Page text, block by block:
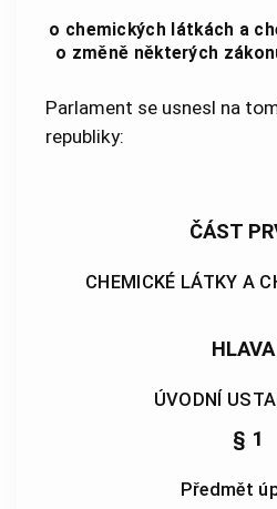
o chemických látkách a
o změně některých
Parlament se usnesl na
republiky:
ČÁST
CHEMICKÉ LÁTKY A
ÚVODNÍ
§ 1
Předmět